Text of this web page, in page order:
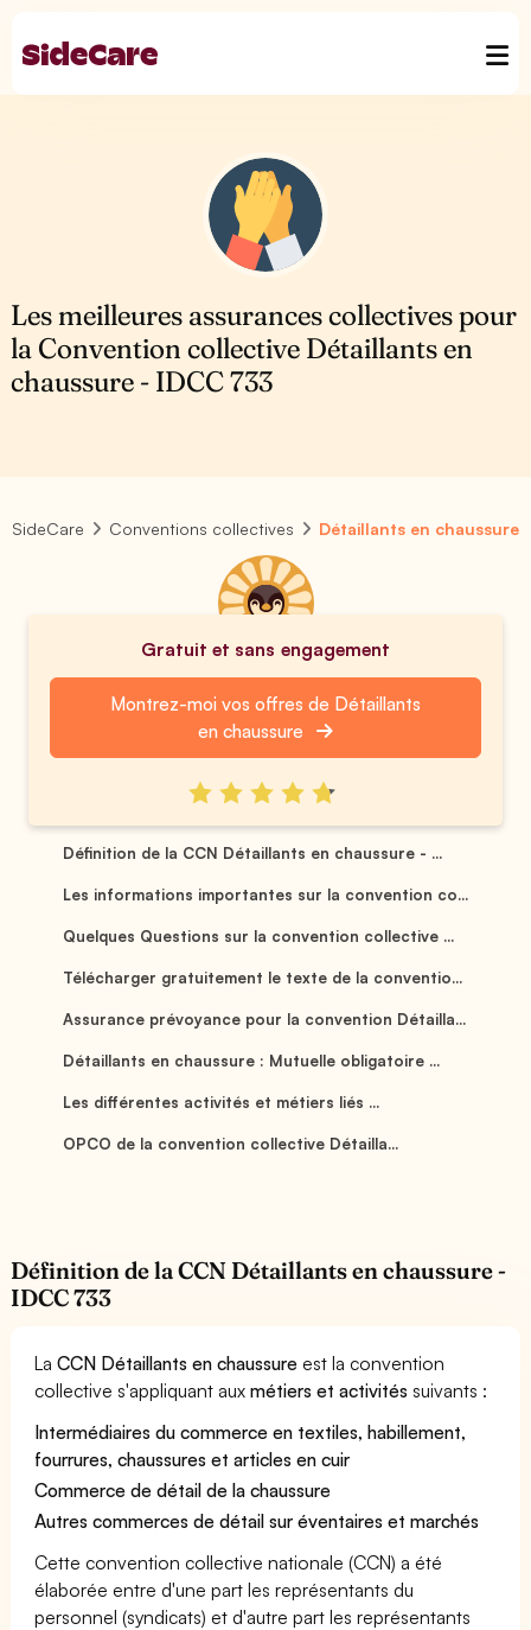
Les meilleures assurances collectives pour
la Convention collective Détaillants en
chaussure - IDCC 733
SideCare Conventions collectives Détaillants en chaussure
Gratuit et sans engagement
Montrez-moi vos offres de Détaillants
en chaussure
Définition de la CCN Détaillants en chaussure - ...
Les informations importantes sur la convention co...
Quelques Questions sur la convention collective ...
Télécharger gratuitement le texte de la conventio...
Assurance prévoyance pour la convention Détailla...
Détaillants en chaussure : Mutuelle obligatoire ...
Les différentes activités et métiers liés ...
OPCO de la convention collective Détailla...
Définition de la CCN Détaillants en chaussure -
IDCC 733
LaCCN Détaillants en chaussure est la convention
collective s'appliquant auxmétiers et activités suivants :
Intermédiaires du commerce en textiles, habillement,
fourrures, chaussures et articles en cuir
Commerce de détail de la chaussure
Autres commerces de détail sur éventaires et marchés
Cette convention collective nationale (CCN) a été
élaborée entre d'une part les représentants du
personnel (syndicats) et d'autre part les représentants